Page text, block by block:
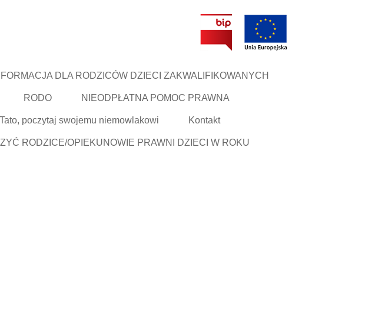
DLA RODZICÓW DZIECI ZAKWALIFIKOWANYCH
RODO NIEODPŁATNA POMOC PRAWNA
poczytaj swojemu niemowlakowi Kontakt
RODZICE/OPIEKUNOWIE PRAWNI DZIECI W ROKU